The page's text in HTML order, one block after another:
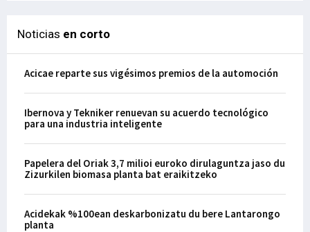
Noticias en corto
Acicae reparte sus vigésimos premios de la automoción
Ibernova y Tekniker renuevan su acuerdo tecnológico
para una industria inteligente
Papelera del Oriak 3,7 milioi euroko dirulaguntza jaso du
Zizurkilen biomasa planta bat eraikitzeko
Acidekak %100ean deskarbonizatu du bere Lantarongo
planta